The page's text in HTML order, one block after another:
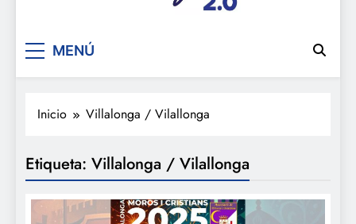
De festa en festa 2.0
MENÚ
Inicio Villalonga / Vilallonga
Etiqueta: Villalonga / Vilallonga